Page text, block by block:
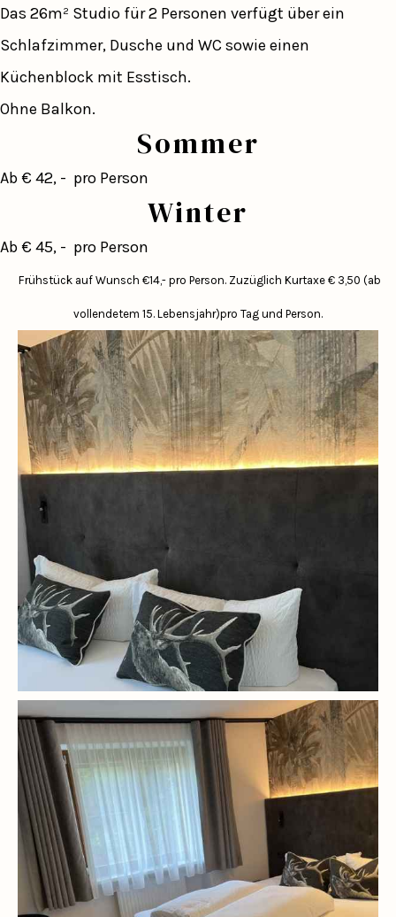
Das 26m² Studio für 2 Personen verfügt über ein
Schlafzimmer, Dusche und WC sowie einen
Küchenblock mit Esstisch.
Ohne Balkon.
Sommer
Ab € 42, - pro Person
Winter
Ab € 45, - pro Person
Frühstück auf Wunsch €14,- pro Person.Zuzüglich Kurtaxe € 3,50 (ab
vollendetem 15. Lebensjahr)pro Tag und Person.